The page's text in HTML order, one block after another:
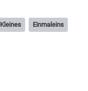
Kleines Einmaleins